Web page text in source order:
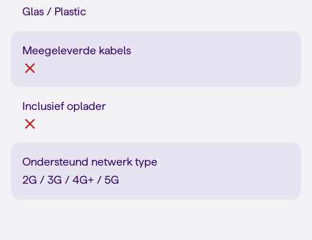
Glas / Plastic
Meegeleverde kabels
Inclusief oplader
Ondersteund netwerk type
2G / 3G / 4G+ / 5G